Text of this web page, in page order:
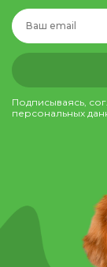
Подписываясь,
персональных